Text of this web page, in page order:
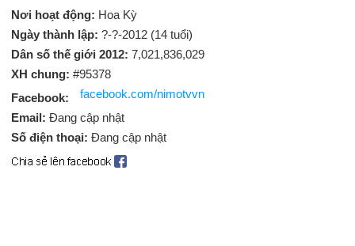
Nơi hoạt động: Hoa Kỳ
Ngày thành lập: ?-?-2012 (14 tuổi)
Dân số thế giới 2012: 7,021,836,029
XH chung: #95378
Facebook:
facebook.com/nimotvvn
Email: Đang cập nhật
Số điện thoại: Đang cập nhật